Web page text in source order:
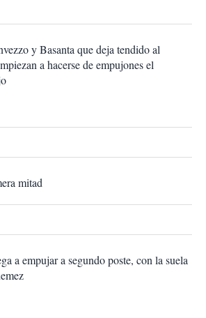
y Basanta que deja tendido al
a hacerse de empujones el
mitad
a empujar a segundo poste, con la suela